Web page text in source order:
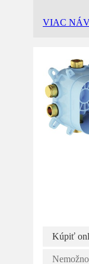
VIAC
Kúpiť